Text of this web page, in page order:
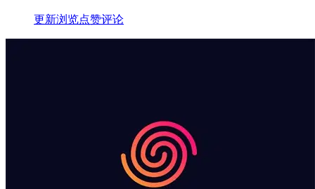
更新浏览点赞评论